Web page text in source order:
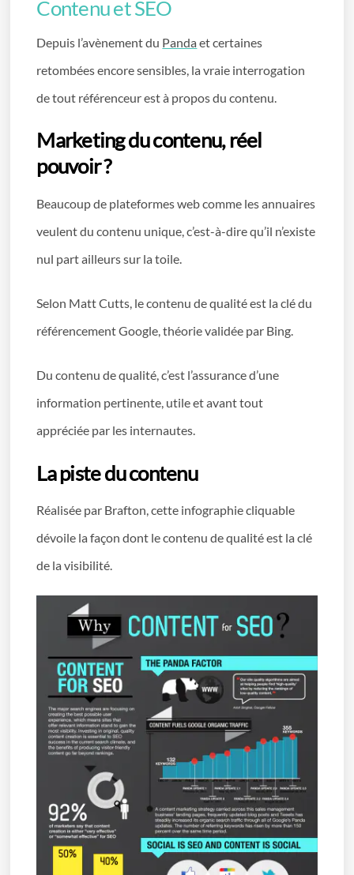
Contenu et SEO
Depuis l’avènement du Panda et certaines
retombées encore sensibles, la vraie interrogation
de tout référenceur est à propos du contenu.
Marketing du contenu, réel
pouvoir ?
Beaucoup de plateformes web comme les annuaires
veulent du contenu unique, c’est-à-dire qu’il n’existe
nul part ailleurs sur la toile.
Selon Matt Cutts, le contenu de qualité est la clé du
référencement Google, théorie validée par Bing.
Du contenu de qualité, c’est l’assurance d’une
information pertinente, utile et avant tout
appréciée par les internautes.
La piste du contenu
Réalisée par Brafton, cette infographie cliquable
dévoile la façon dont le contenu de qualité est la clé
de la visibilité.